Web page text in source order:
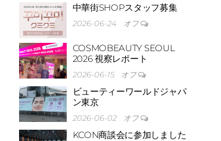
中華街SHOPスタッフ募集
2026-06-24 オフ
COSMOBEAUTY SEOUL
2026 視察レポート
2026-06-15 オフ
ビューティーワールドジャパ
ン東京
2026-06-02 オフ
KCON商談会に参加しました